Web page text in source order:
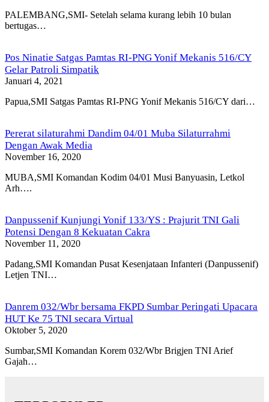
PALEMBANG,SMI- Setelah selama kurang lebih 10 bulan
bertugas…
Pos Ninatie Satgas Pamtas RI-PNG Yonif Mekanis 516/CY
Gelar Patroli Simpatik
Januari 4, 2021
Papua,SMI Satgas Pamtas RI-PNG Yonif Mekanis 516/CY dari…
Pererat silaturahmi Dandim 04/01 Muba Silaturrahmi
Dengan Awak Media
November 16, 2020
MUBA,SMI Komandan Kodim 04/01 Musi Banyuasin, Letkol
Arh….
Danpussenif Kunjungi Yonif 133/YS : Prajurit TNI Gali
Potensi Dengan 8 Kekuatan Cakra
November 11, 2020
Padang,SMI Komandan Pusat Kesenjataan Infanteri (Danpussenif)
Letjen TNI…
Danrem 032/Wbr bersama FKPD Sumbar Peringati Upacara
HUT Ke 75 TNI secara Virtual
Oktober 5, 2020
Sumbar,SMI Komandan Korem 032/Wbr Brigjen TNI Arief
Gajah…